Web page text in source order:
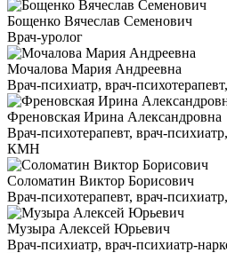
Бощенко Вячеслав Семенович
Врач-уролог
Мочалова Мария Андреевна
Врач-психиатр, врач-
Френовская Ирина Александровна
Врач-психотерапевт, врач-
КМН
Соломатин Виктор Борисович
Врач-психотерапевт, врач-
Музыра Алексей Юрьевич
Врач-психиатр, врач-психиатр-